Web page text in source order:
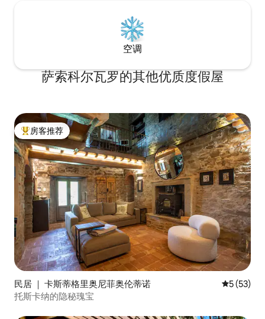
空调
萨索科尔瓦罗的其他优质度假屋
热门「房客推荐」
房客推荐
民居 ｜ 卡斯蒂格里奥尼菲奥伦蒂诺 平均评分
5 (53)
托斯卡纳的隐秘瑰宝